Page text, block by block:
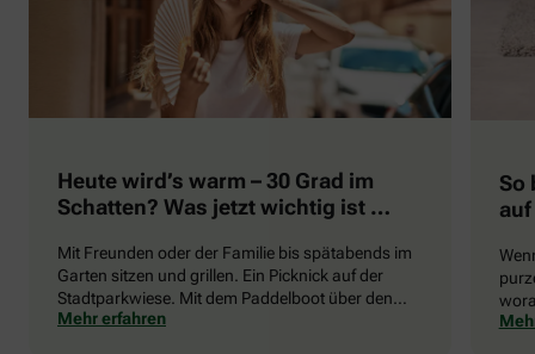
Heute wird’s warm – 30 Grad im
Schatten? Was jetzt wichtig ist …
Mit Freunden oder der Familie bis spätabends im
Garten sitzen und grillen. Ein Picknick auf der
Stadtparkwiese. Mit dem Paddelboot über den
See gleiten oder eine Radtour durch die blühende
Mehr erfahren
So
die